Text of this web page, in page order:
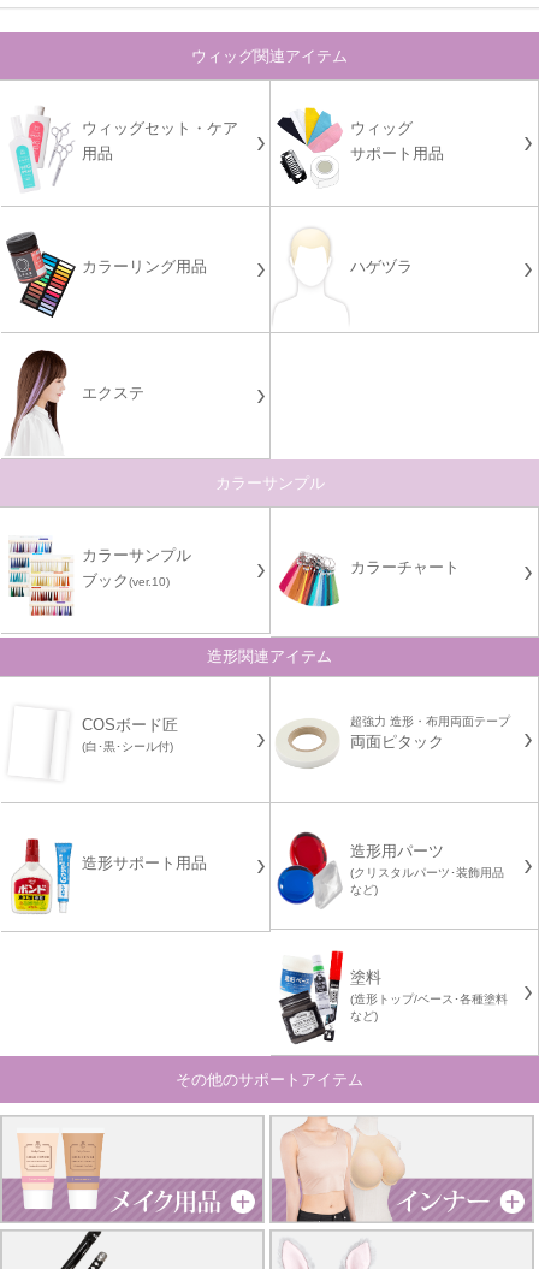
ウィッグ関連アイテム
ウィッグセット・ケア
用品
ウィッグ
サポート用品
カラーリング用品 ハゲヅラ
エクステ
カラーサンプル
カラーサンプル
ブック(ver.10)
カラーチャート
造形関連アイテム
COSボード匠
(白･黒･シール付)
超強力 造形・布用両面テープ
両面ピタック
造形サポート用品
造形用パーツ
(クリスタルパーツ･装飾用品
など)
塗料
(造形トップ/ベース･各種塗料
など)
その他のサポートアイテム